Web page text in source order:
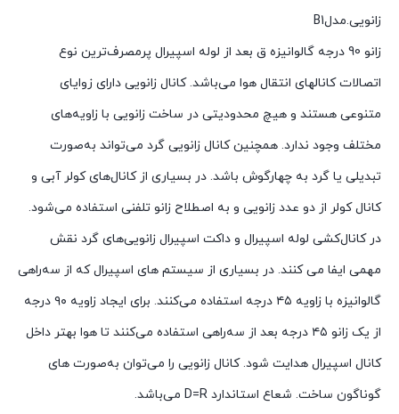
زانویی.مدلB1
زانو 90 درجه گالوانیزه ق بعد از لوله اسپیرال پرمصرف‌ترین نوع
اتصالات کانالهای انتقال هوا می‌باشد. کانال زانویی دارای زوایای
متنوعی هستند و هیچ محدودیتی در ساخت زانویی با زاویه‌های
مختلف وجود ندارد. همچنین کانال زانویی گرد می‌تواند به‌صورت
تبدیلی یا گرد به چهارگوش باشد. در بسیاری از کانال‌های کولر آبی و
کانال کولر از دو عدد زانویی و به اصطلاح زانو تلفنی استفاده می‌شود.
در کانال‌کشی لوله اسپیرال و داکت اسپیرال زانویی‌های گرد نقش
مهمی ایفا می کنند. در بسیاری از سیستم های اسپیرال که از سه‌راهی
گالوانیزه با زاویه ۴۵ درجه استفاده می‌کنند. برای ایجاد زاویه ۹۰ درجه
از یک زانو ۴۵ درجه بعد از سه‌راهی استفاده می‌کنند تا هوا بهتر داخل
کانال اسپیرال هدایت شود. کانال زانویی را می‌توان به‌صورت های
گوناگون ساخت. شعاع استاندارد D=R می‌باشد.